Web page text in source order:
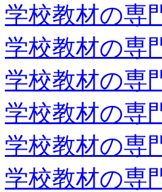
学校教材の専
学校教材の専
学校教材の専
学校教材の専
学校教材の専
学校教材の専